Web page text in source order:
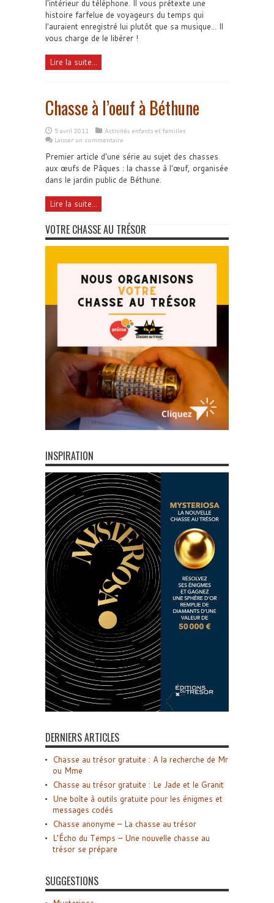
l'intérieur du téléphone. Il vous prétexte une
histoire farfelue de voyageurs du temps qui
l'auraient enregistré lui plutôt que sa musique... Il
vous charge de le libérer !
Lire la suite...
Chasse à l’oeuf à Béthune
5 avril 2011
Activités enfants et familles
Laisser un commentaire
Premier article d'une série au sujet des chasses
aux œufs de Pâques : la chasse à l'œuf, organisée
dans le jardin public de Béthune.
Lire la suite...
VOTRE CHASSE AU TRÉSOR
INSPIRATION
DERNIERS ARTICLES
Chasse au trésor gratuite : A la recherche de Mr
ou Mme
Chasse au trésor gratuite : Le Jade et le Granit
Une boîte à outils gratuite pour les énigmes et
messages codés
Chasse anonyme – La chasse au trésor
L’Écho du Temps – Une nouvelle chasse au
trésor se prépare
SUGGESTIONS